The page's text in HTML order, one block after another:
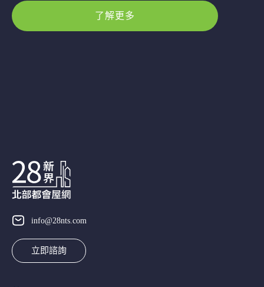
了解更多
info@28nts.com
立即諮詢